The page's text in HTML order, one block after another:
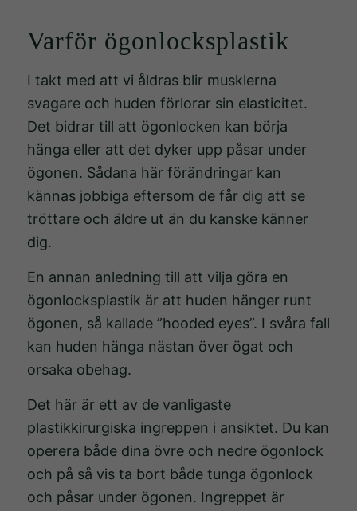
Varför ögonlocksplastik
I takt med att vi åldras blir musklerna
svagare och huden förlorar sin elasticitet.
Det bidrar till att ögonlocken kan börja
hänga eller att det dyker upp påsar under
ögonen. Sådana här förändringar kan
kännas jobbiga eftersom de får dig att se
tröttare och äldre ut än du kanske känner
dig.
En annan anledning till att vilja göra en
ögonlocksplastik är att huden hänger runt
ögonen, så kallade ”hooded eyes”. I svåra fall
kan huden hänga nästan över ögat och
orsaka obehag.
Det här är ett av de vanligaste
plastikkirurgiska ingreppen i ansiktet. Du kan
operera både dina övre och nedre ögonlock
och på så vis ta bort både tunga ögonlock
och påsar under ögonen. Ingreppet är